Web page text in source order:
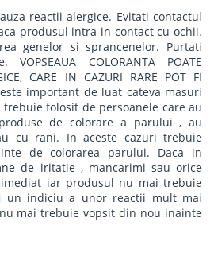
reactii alergice. Evitati contactul
produsul intra in contact cu ochii.
genelor si sprancenelor. Purtati
VOPSEAUA COLORANTA POATE
CARE IN CAZURI RARE POT FI
este important de luat cateva masuri
folosit de persoanele care au
de colorare a parului , au
cu rani. In aceste cazuri trebuie
de colorarea parului. Daca in
de iritatie , mancarimi sau orice
iar produsul nu mai trebuie
un indiciu a unor reactii mult mai
mai trebuie vopsit din nou inainte